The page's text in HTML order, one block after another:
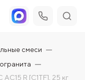
смеси
R [C1TF], 25 кг